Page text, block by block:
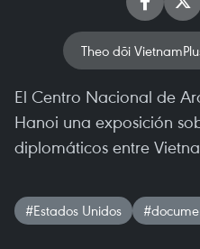
Theo dõi
El Centro Nacional de
Hanoi una exposición
diplomáticos entre
#Estados Unidos